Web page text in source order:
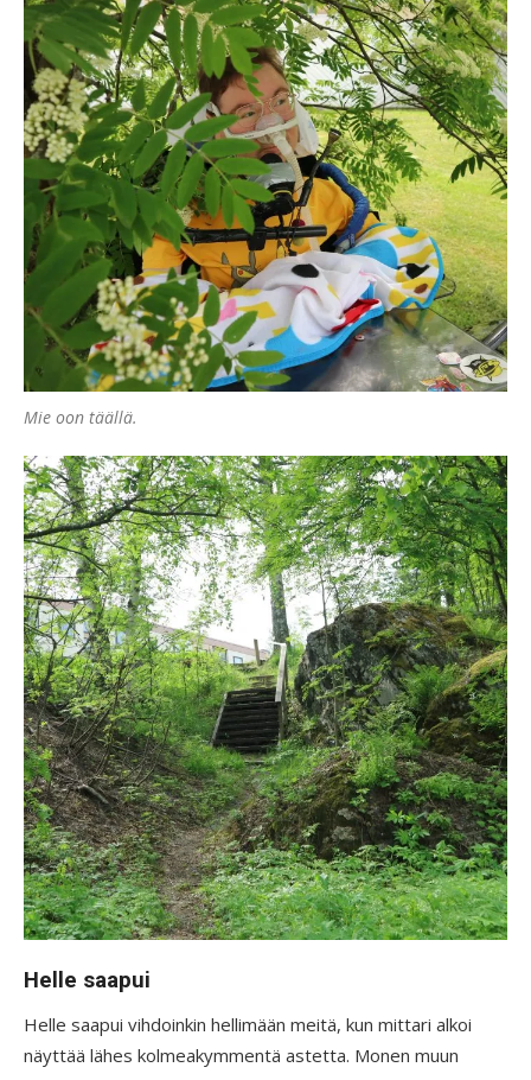
Mie oon täällä.
Helle saapui
Helle saapui vihdoinkin hellimään meitä, kun mittari alkoi
näyttää lähes kolmeakymmentä astetta. Monen muun